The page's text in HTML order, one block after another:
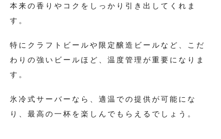
本来の香りやコクをしっかり引き出してくれま
す。
特にクラフトビールや限定醸造ビールなど、こだ
わりの強いビールほど、温度管理が重要になりま
す。
氷冷式サーバーなら、適温での提供が可能にな
り、最高の一杯を楽しんでもらえるでしょう。